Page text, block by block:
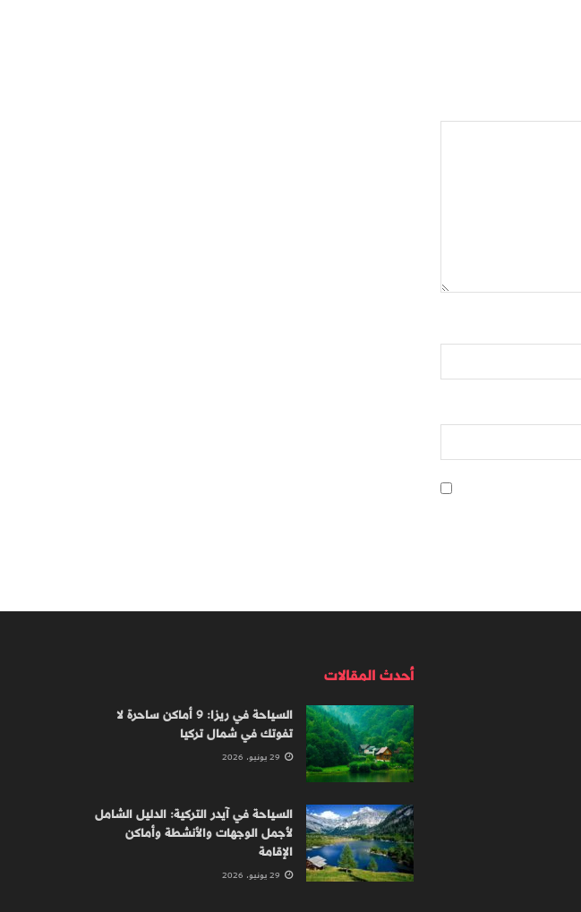
أحدث المقالات
السياحة في ريزا: 9 أماكن ساحرة لا
تفوتك في شمال تركيا
السياحة في آيدر التركية: الدليل الشامل
لأجمل الوجهات والأنشطة وأماكن
الإقامة